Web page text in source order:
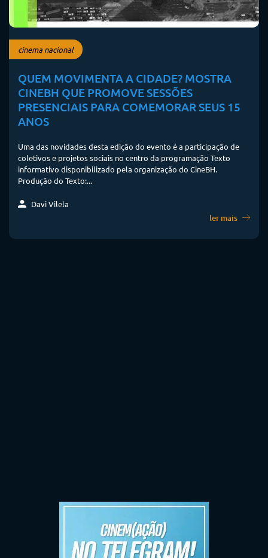
cinema nacional
QUEM MOVIMENTA A CIDADE? MOSTRA
CINEBH QUE PROMOVE SESSÕES
PRESENCIAIS PARA COMEMORAR SEUS 15
ANOS
Uma das novidades desta edição do evento é a participação de
coletivos e projetos sociais no centro da programação Texto
informativo disponibilizado pela organização do CineBH.
Produção do Texto:...
Davi Vilela
ler mais